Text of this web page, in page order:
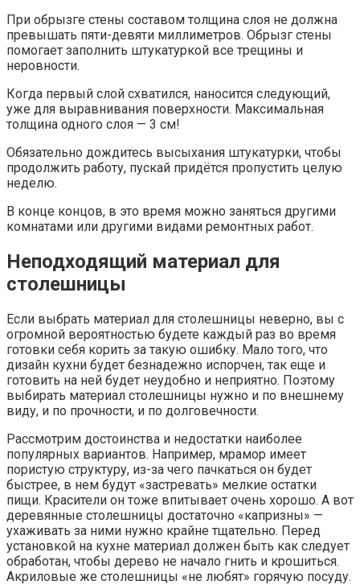
При обрызге стены составом толщина слоя не должна
превышать пяти-девяти миллиметров. Обрызг стены
помогает заполнить штукатуркой все трещины и
неровности.
Когда первый слой схватился, наносится следующий,
уже для выравнивания поверхности. Максимальная
толщина одного слоя — 3 см!
Обязательно дождитесь высыхания штукатурки, чтобы
продолжить работу, пускай придётся пропустить целую
неделю.
В конце концов, в это время можно заняться другими
комнатами или другими видами ремонтных работ.
Неподходящий материал для
столешницы
Если выбрать материал для столешницы неверно, вы с
огромной вероятностью будете каждый раз во время
готовки себя корить за такую ошибку. Мало того, что
дизайн кухни будет безнадежно испорчен, так еще и
готовить на ней будет неудобно и неприятно. Поэтому
выбирать материал столешницы нужно и по внешнему
виду, и по прочности, и по долговечности.
Рассмотрим достоинства и недостатки наиболее
популярных вариантов. Например, мрамор имеет
пористую структуру, из-за чего пачкаться он будет
быстрее, в нем будут «застревать» мелкие остатки
пищи. Красители он тоже впитывает очень хорошо. А вот
деревянные столешницы достаточно «капризны» —
ухаживать за ними нужно крайне тщательно. Перед
установкой на кухне материал должен быть как следует
обработан, чтобы дерево не начало гнить и крошиться.
Акриловые же столешницы «не любят» горячую посуду.